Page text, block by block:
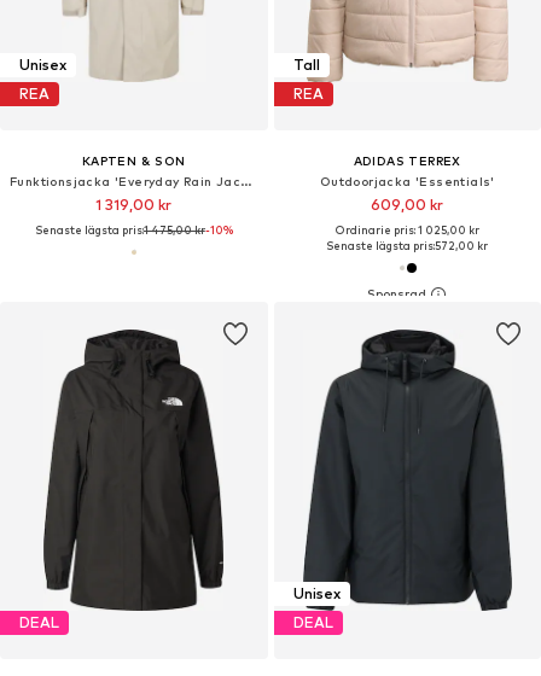
Unisex
REA
KAPTEN & SON
Funktionsjacka 'Everyday Rain Jacket Long'
1 319,00 kr
Senaste lägsta pris:1 475,00 kr-10%
Tall
REA
ADIDAS TERREX
Outdoorjacka 'Essentials'
609,00 kr
Ordinarie pris: 1 025,00 kr
Senaste lägsta pris:572,00 kr
DEAL
Unisex
DEAL